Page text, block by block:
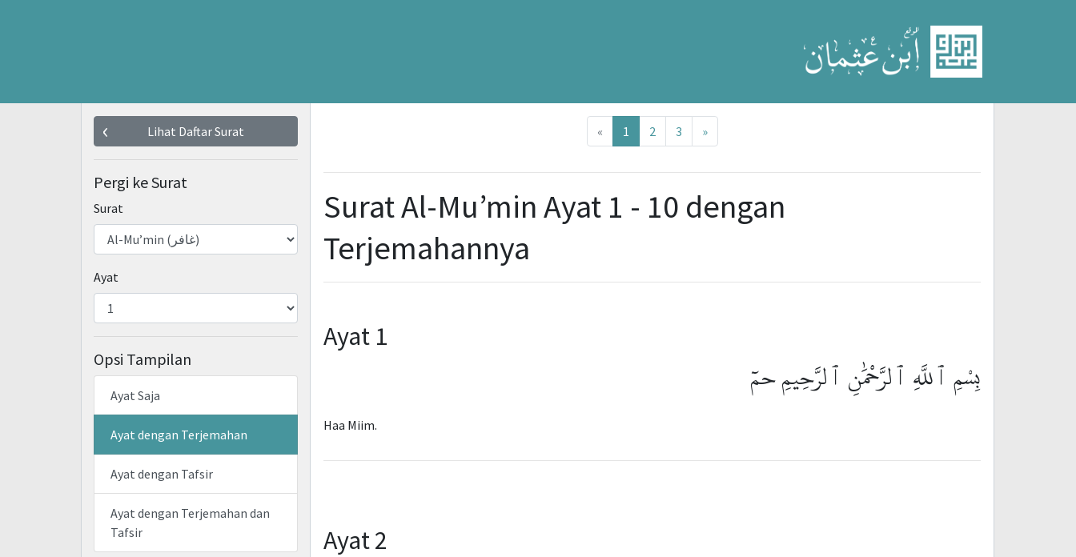
Lihat Daftar Surat
Pergi ke Surat
Surat
Ayat
Opsi Tampilan
Ayat Saja
Ayat dengan Terjemahan
Ayat dengan Tafsir
Ayat dengan Terjemahan dan
Tafsir
«Previous
1 2 3 »Next
Surat Al-Mu’min Ayat 1 - 10 dengan
Terjemahannya
Ayat 1
بِسْمِ ٱللَّهِ ٱلرَّحْمَٰنِ ٱلرَّحِيمِ حمٓ
Haa Miim.
Ayat 2